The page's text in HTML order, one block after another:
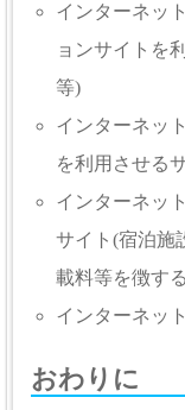
インターネッ
ョンサイトを
等)
インターネッ
を利用させる
インターネッ
サイト(宿泊施
載料等を徴す
インターネッ
おわりに